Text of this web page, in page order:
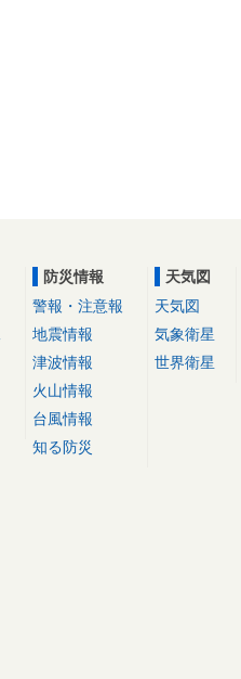
防災情報
警報・注意報
地震情報
津波情報
火山情報
台風情報
知る防災
天気図
天気図
気象衛星
世界衛星